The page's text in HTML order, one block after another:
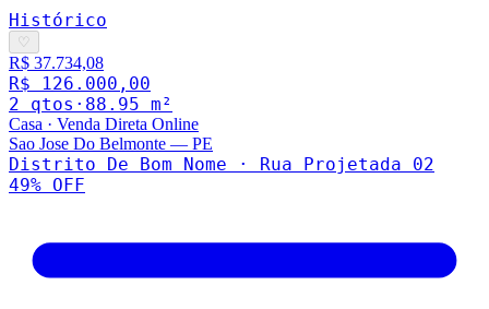
Histórico
♡
R$ 37.734,08
R$ 126.000,00
2 qtos · 88.95 m²
Casa · Venda Direta Online
Sao Jose Do Belmonte — PE
Distrito De Bom Nome · Rua Projetada 02
49% OFF